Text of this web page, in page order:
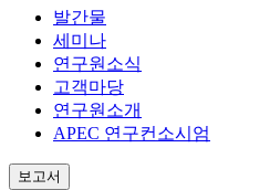
발간물
세미나
연구원소식
고객마당
연구원소개
APEC 연구컨소시엄
보고서